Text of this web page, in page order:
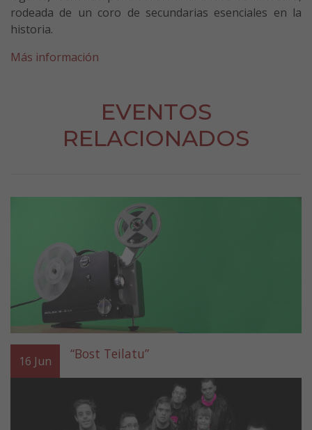
rodeada de un coro de secundarias esenciales en la
historia.
Más información
EVENTOS
RELACIONADOS
16 Jun “Bost Teilatu”